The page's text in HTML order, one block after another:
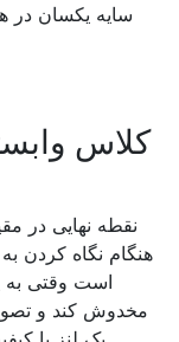
نگاه کردن به
است وقتی به
کند و تصویر را